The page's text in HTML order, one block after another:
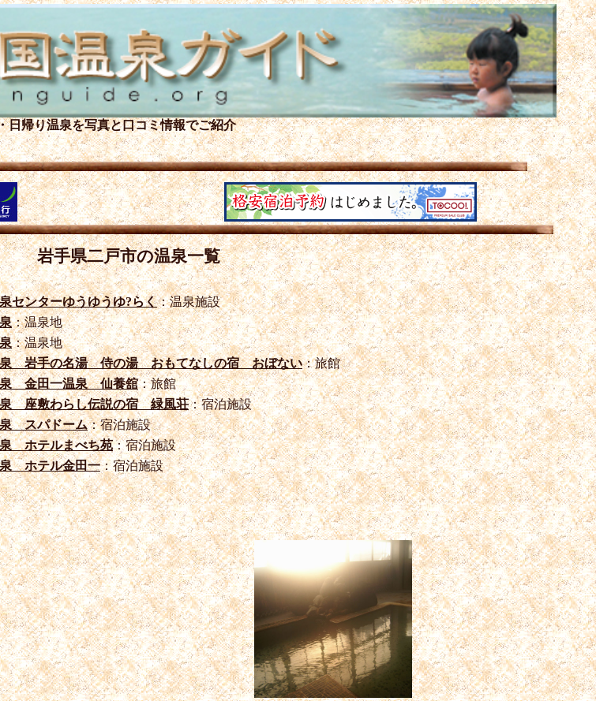
日帰り温泉を写真と口コミ情報でご紹介
岩手県二戸市の温泉一覧
センターゆうゆうゆ?らく：温泉施設
：温泉地
：温泉地
泉 岩手の名湯 侍の湯 おもてなしの宿 おぼない：旅館
泉 金田一温泉 仙養舘：旅館
泉 座敷わらし伝説の宿 緑風荘：宿泊施設
スパドーム：宿泊施設
ホテルまべち苑：宿泊施設
ホテル金田一：宿泊施設